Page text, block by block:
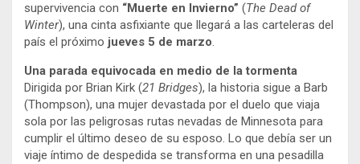
supervivencia con “Muerte en Invierno” (The Dead of
Winter), una cinta asfixiante que llegará a las carteleras del
país el próximo jueves 5 de marzo.
Una parada equivocada en medio de la tormenta
Dirigida por Brian Kirk (21 Bridges), la historia sigue a Barb
(Thompson), una mujer devastada por el duelo que viaja
sola por las peligrosas rutas nevadas de Minnesota para
cumplir el último deseo de su esposo. Lo que debía ser un
viaje íntimo de despedida se transforma en una pesadilla